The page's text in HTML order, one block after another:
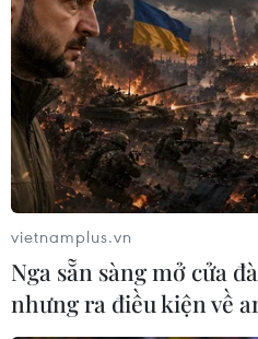
TIN CÙNG CHUYÊN
Cổ phiếu vốn Nhà nước
ngoặt cơ cấu sở hữu
10/08/2026 10:28
Chứng khoán châu Á khởi
vọng Fed giữ nguyên lãi suất
10/08/2026 09:41
vietnamplus.vn
Nga sẵn sàng mở cửa
nhưng ra điều kiện về